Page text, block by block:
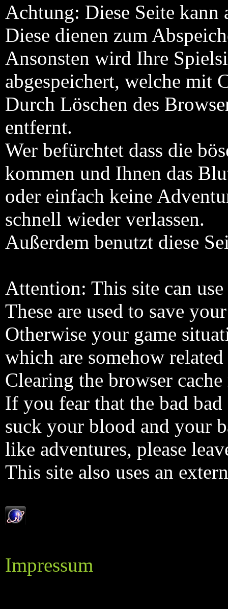
Achtung: Diese Seite kann
Diese dienen zum
Ansonsten wird Ihre
abgespeichert, welche mit
Durch Löschen des
entfernt.
Wer befürchtet dass die
kommen und Ihnen das
oder einfach keine
schnell wieder verlassen.
Außerdem benutzt diese
Attention: This site can
These are used to save
Otherwise your game
which are somehow
Clearing the browser
If you fear that the bad
suck your blood and your
like adventures, please
This site also uses an
Impressum